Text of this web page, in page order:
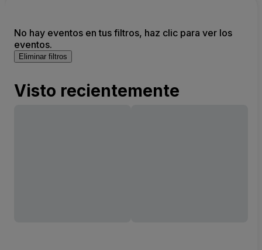
No hay eventos en tus filtros, haz clic para ver los
eventos.
Eliminar filtros
Visto recientemente